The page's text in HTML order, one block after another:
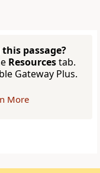
passage?
Resourcestab.
Gateway Plus.
More